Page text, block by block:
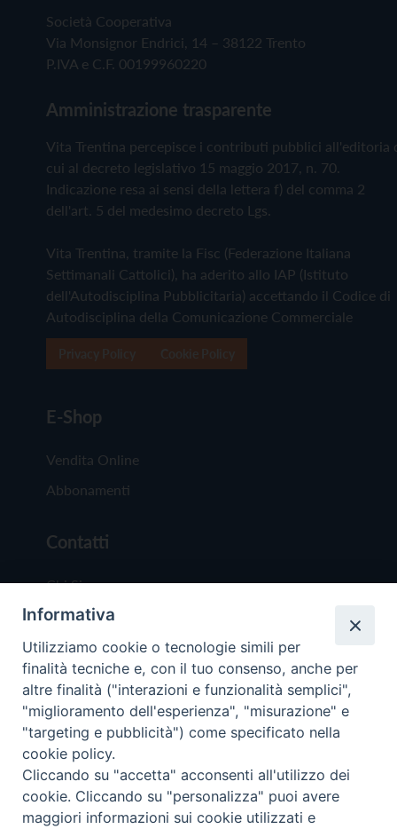
Società Cooperativa
Via Monsignor Endrici, 14 – 38122 Trento
P.IVA e C.F. 00199960220
Amministrazione trasparente
Vita Trentina percepisce i contributi pubblici all'editoria
cui al decreto legislativo 15 maggio 2017, n. 70.
Indicazione resa ai sensi della lettera f) del comma 2
dell'art. 5 del medesimo decreto Lgs.
Vita Trentina, tramite la Fisc (Federazione Italiana
Settimanali Cattolici), ha aderito allo IAP (Istituto
dell'Autodisciplina Pubblicitaria) accettando il Codice di
Autodisciplina della Comunicazione Commerciale
E-Shop
Vendita Online
Abbonamenti
Contatti
Chi Siamo
Redazione
Scrivici
Copyright © 2019 - Tutti i diritti riservati - Vita
Trentina Editrice
Privacy Policy
Informativa
Utilizziamo cookie o tecnologie simili per
finalità tecniche e, con il tuo consenso, anche per
altre finalità ("interazioni e funzionalità semplici",
"miglioramento dell'esperienza", "misurazione" e
"targeting e pubblicità") come specificato nella
cookie policy.
Cliccando su "accetta" acconsenti all'utilizzo dei
cookie. Cliccando su "personalizza" puoi avere
maggiori informazioni sui cookie utilizzati e